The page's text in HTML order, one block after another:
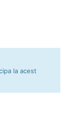
la acest